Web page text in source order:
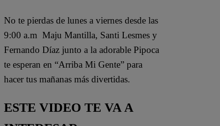
No te pierdas de lunes a viernes desde las
9:00 a.m Maju Mantilla, Santi Lesmes y
Fernando Díaz junto a la adorable Pipoca
te esperan en “Arriba Mi Gente” para
hacer tus mañanas más divertidas.
ESTE VIDEO TE VA A